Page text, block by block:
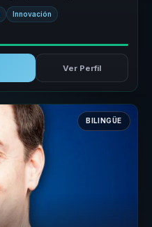
Innovación
Ver Perfil
BILINGÜE